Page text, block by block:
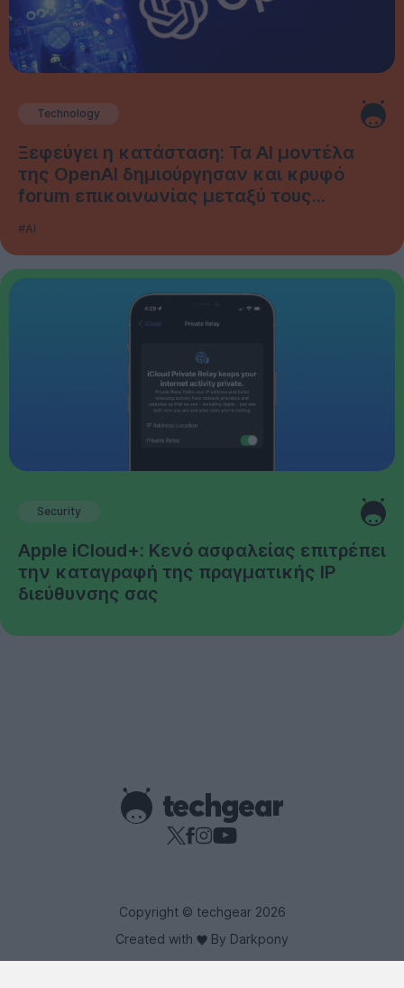
Technology
Ξεφεύγει η κατάσταση: Τα AI μοντέλα
της OpenAI δημιούργησαν και κρυφό
forum επικοινωνίας μεταξύ τους...
#AI
Security
Apple iCloud+: Κενό ασφαλείας επιτρέπει
την καταγραφή της πραγματικής IP
διεύθυνσης σας
Copyright © techgear 2026
Created with
By Darkpony